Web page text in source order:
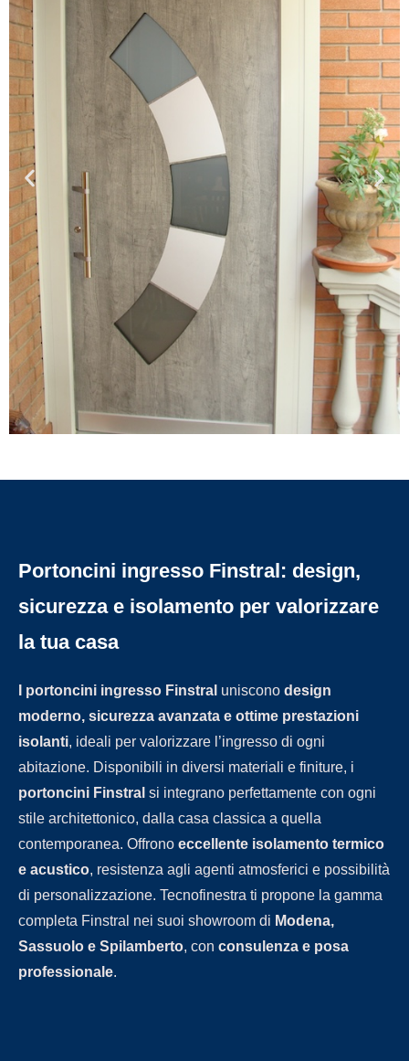
Portoncini ingresso Finstral: design,
sicurezza e isolamento per valorizzare
la tua casa
I portoncini ingresso Finstral uniscono design
moderno, sicurezza avanzata e ottime prestazioni
isolanti, ideali per valorizzare l’ingresso di ogni
abitazione. Disponibili in diversi materiali e finiture, i
portoncini Finstral si integrano perfettamente con ogni
stile architettonico, dalla casa classica a quella
contemporanea. Offrono eccellente isolamento termico
e acustico, resistenza agli agenti atmosferici e possibilità
di personalizzazione. Tecnofinestra ti propone la gamma
completa Finstral nei suoi showroom di Modena,
Sassuolo e Spilamberto, con consulenza e posa
professionale.